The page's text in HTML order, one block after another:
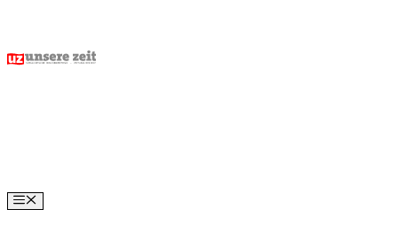
content
Menu